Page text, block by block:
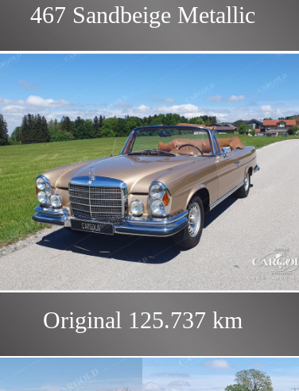
467 Sandbeige Metallic
Original 125.737 km